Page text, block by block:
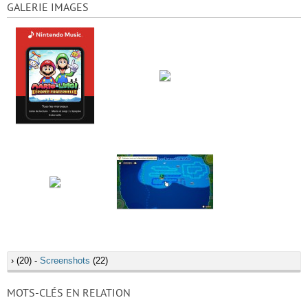
GALERIE IMAGES
› (20) - Screenshots (22)
MOTS-CLÉS EN RELATION